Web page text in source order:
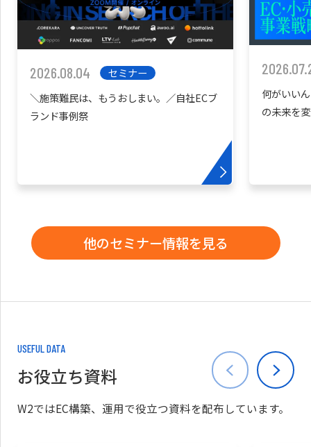
2026.08.04
セミナー
＼施策難民は、もうおしまい。／自社ECブ
ランド事例祭
何がいい
の未来を
他のセミナー情報を見る
USEFUL DATA
お役立ち資料
W2ではEC構築、運用で役立つ資料を配布しています。